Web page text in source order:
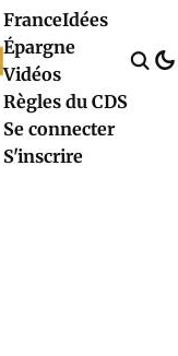
FranceIdées
Épargne
Vidéos
Règles du CDS
Se connecter
S'inscrire